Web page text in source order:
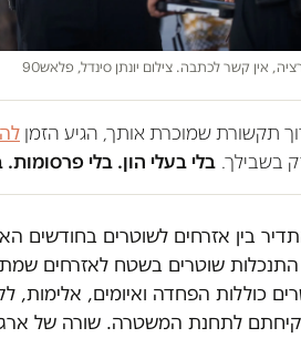
אין קשר לכתבה. צילום יונתן סינדל, פלאש90
תקשורת שמוכרת אותך, הגיע הזמן
בשבילך. בלי בעלי הון. בלי פרסומות.
בין אזרחים לשוטרים בחודשים
התנכלות שוטרים בשטח לאזרחים
כוללות הפחדה ואיומים, אלימות,
לתחנת המשטרה. שורה של